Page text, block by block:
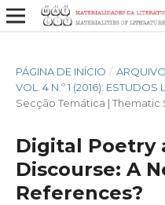
PÁGINA DE INÍCIO /
VOL. 4 N.º 1 (2016): ESTUDOS
Secção Temática | Thematic
Digital Poetry
Discourse: A
References?